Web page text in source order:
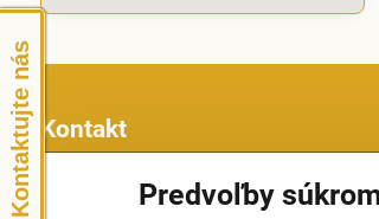
Kontakt
Kontaktujte nás Predvoľby